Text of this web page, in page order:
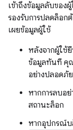
เข้าถึงข้อมูลลับขอ
รองรับการปลดล็อก
เผยข้อมูลผู้ใช้
หลังจากผู้ใช้
ข้อมูลทันที คุ
อย่างปลอดภั
หากการลบอ
สถานะล็อก
หากอุปกรณ์บ